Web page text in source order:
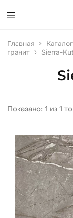
Главная
гранит
Sierra-
Показано: 1 из 1